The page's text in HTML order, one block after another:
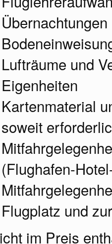
Lufträume und
Eigenheiten
Kartenmaterial
soweit
(Flughafen-
Flugplatz und
im Preis